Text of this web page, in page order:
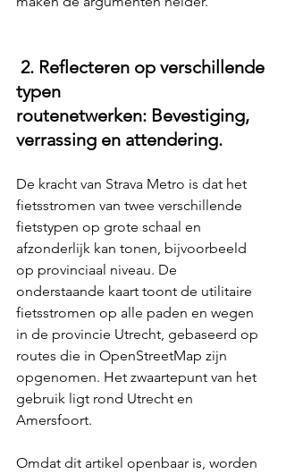
2. Reflecteren op verschillende
typen
routenetwerken: Bevestiging,
verrassing en attendering.
De kracht van Strava Metro is dat het
fietsstromen van twee verschillende
fietstypen op grote schaal en
afzonderlijk kan tonen, bijvoorbeeld
op provinciaal niveau. De
onderstaande kaart toont de utilitaire
fietsstromen op alle paden en wegen
in de provincie Utrecht, gebaseerd op
routes die in OpenStreetMap zijn
opgenomen. Het zwaartepunt van het
gebruik ligt rond Utrecht en
Amersfoort.
Omdat dit artikel openbaar is, worden